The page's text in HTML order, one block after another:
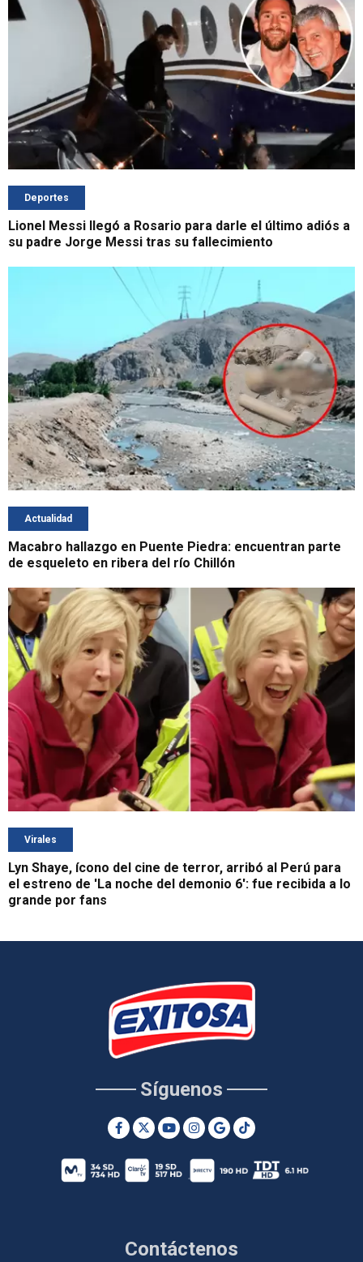
Deportes
Lionel Messi llegó a Rosario para darle el último adiós a
su padre Jorge Messi tras su fallecimiento
Actualidad
Macabro hallazgo en Puente Piedra: encuentran parte
de esqueleto en ribera del río Chillón
Virales
Lyn Shaye, ícono del cine de terror, arribó al Perú para
el estreno de 'La noche del demonio 6': fue recibida a lo
grande por fans
Contáctenos
Síguenos